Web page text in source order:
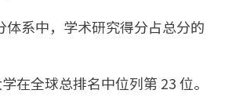
体系中，学术研究得分占总分的
在全球总排名中位列第 23 位。